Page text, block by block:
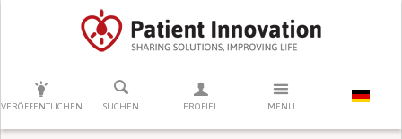
VERÖFFENTLICHEN SUCHEN PROFIEL MENU
DRÜCKEN SIE AUF ENTER UM DIE SUCHE ZU STARTEN